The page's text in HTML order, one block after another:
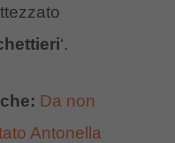
‘.
Da non
Antonella